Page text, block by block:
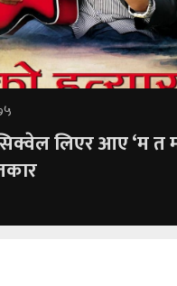
लिएर आए ‘म त